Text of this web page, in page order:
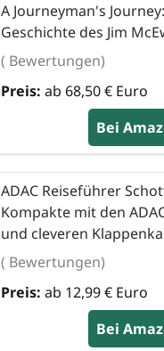
A Journeyman's
Geschichte des Jim
( Bewertungen)
Preis: ab 68,50 € Euro
Bei
ADAC Reiseführer
Kompakte mit den
und cleveren
( Bewertungen)
Preis: ab 12,99 € Euro
Bei